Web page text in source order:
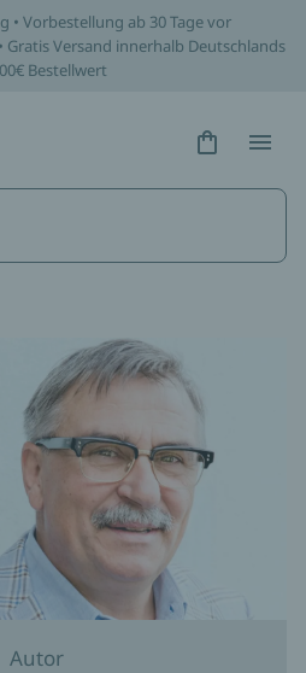
• Vorbestellung ab 30 Tage vor
Versand innerhalb Deutschlands
Bestellwert
Hidden
Autor